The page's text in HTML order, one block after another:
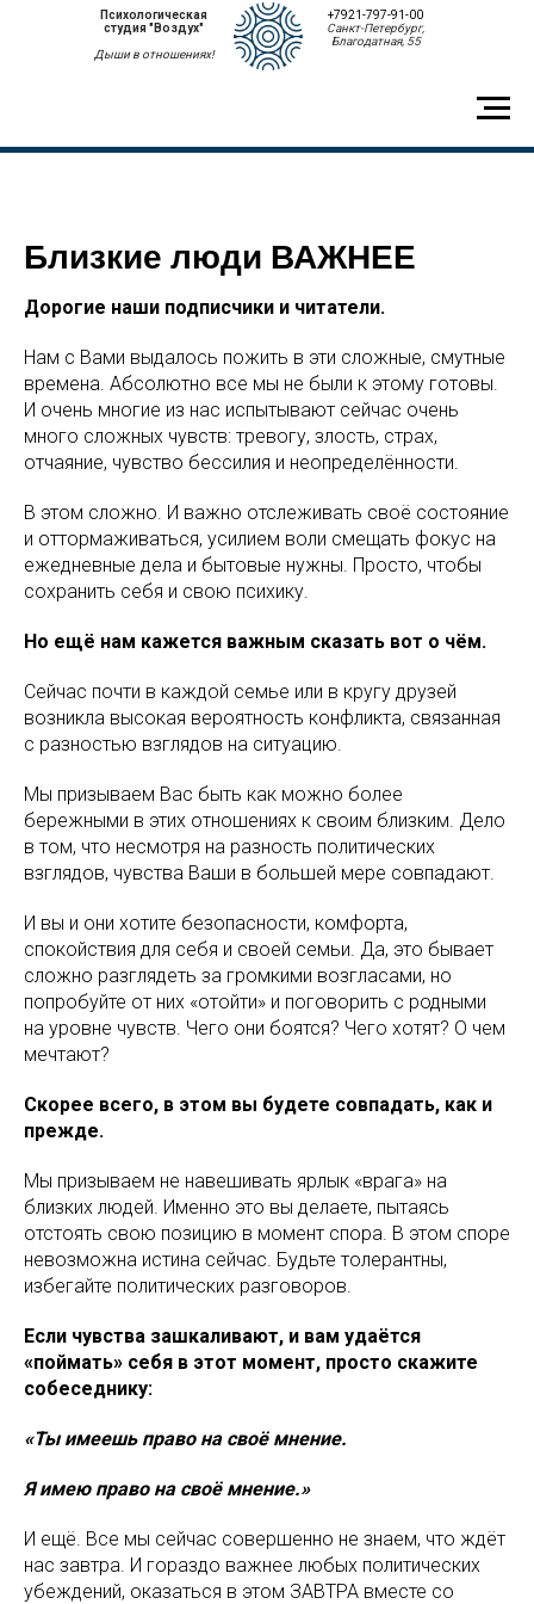
Психологическая
студия "Воздух"
Дыши в отношениях!
+7921-797-91-00
Санкт-Петербург,
Благодатная, 55
Близкие люди ВАЖНЕЕ
Дорогие наши подписчики и читатели.
Нам с Вами выдалось пожить в эти сложные, смутные
времена. Абсолютно все мы не были к этому готовы.
И очень многие из нас испытывают сейчас очень
много сложных чувств: тревогу, злость, страх,
отчаяние, чувство бессилия и неопределённости.
В этом сложно. И важно отслеживать своё состояние
и оттормаживаться, усилием воли смещать фокус на
ежедневные дела и бытовые нужны. Просто, чтобы
сохранить себя и свою психику.
Но ещё нам кажется важным сказать вот о чём.
Сейчас почти в каждой семье или в кругу друзей
возникла высокая вероятность конфликта, связанная
с разностью взглядов на ситуацию.
Мы призываем Вас быть как можно более
бережными в этих отношениях к своим близким. Дело
в том, что несмотря на разность политических
взглядов, чувства Ваши в большей мере совпадают.
И вы и они хотите безопасности, комфорта,
спокойствия для себя и своей семьи. Да, это бывает
сложно разглядеть за громкими возгласами, но
попробуйте от них «отойти» и поговорить с родными
на уровне чувств. Чего они боятся? Чего хотят? О чем
мечтают?
Скорее всего, в этом вы будете совпадать, как и
прежде.
Мы призываем не навешивать ярлык «врага» на
близких людей. Именно это вы делаете, пытаясь
отстоять свою позицию в момент спора. В этом споре
невозможна истина сейчас. Будьте толерантны,
избегайте политических разговоров.
Если чувства зашкаливают, и вам удаётся
«поймать» себя в этот момент, просто скажите
собеседнику:
«Ты имеешь право на своё мнение.
Я имею право на своё мнение.»
И ещё. Все мы сейчас совершенно не знаем, что ждёт
нас завтра. И гораздо важнее любых политических
убеждений, оказаться в этом ЗАВТРА вместе со